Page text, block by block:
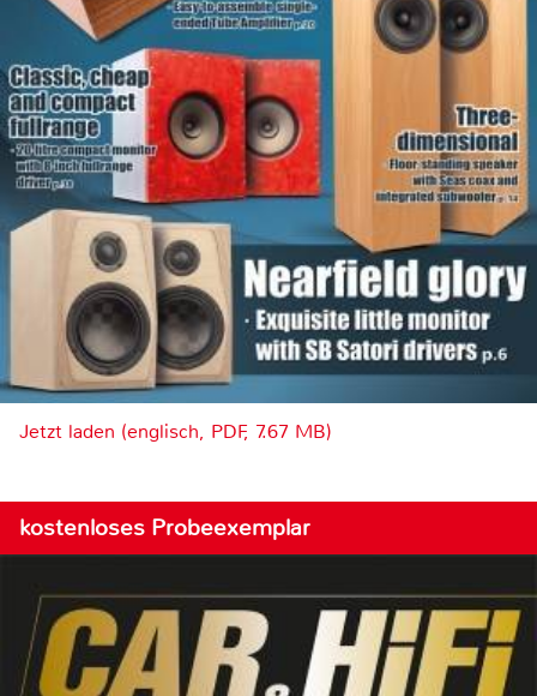
Jetzt laden (englisch, PDF, 7.67 MB)
kostenloses Probeexemplar